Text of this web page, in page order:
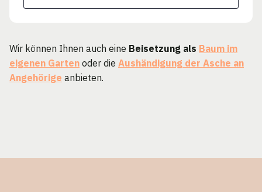
Wir können Ihnen auch eine Beisetzung als Baum im
eigenen Garten oder die Aushändigung der Asche an
Angehörige anbieten.